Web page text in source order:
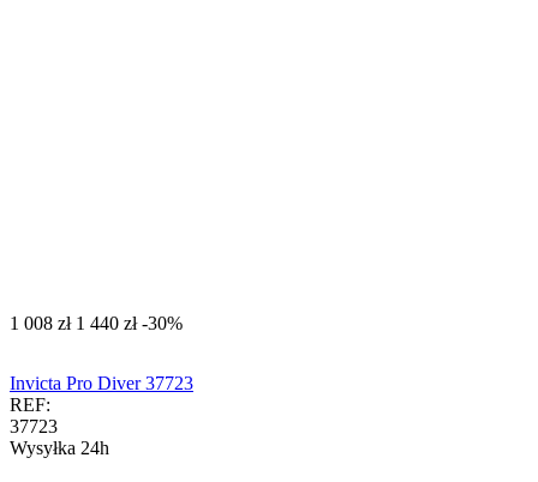
‍1 008‍ zł ‍1 440‍ zł -30%
Invicta Pro Diver 37723
REF:
37723
Wysyłka 24h